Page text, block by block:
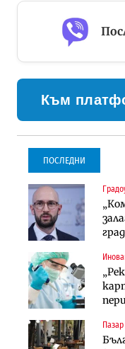
Към
ПОСЛЕДНИ
Пазар